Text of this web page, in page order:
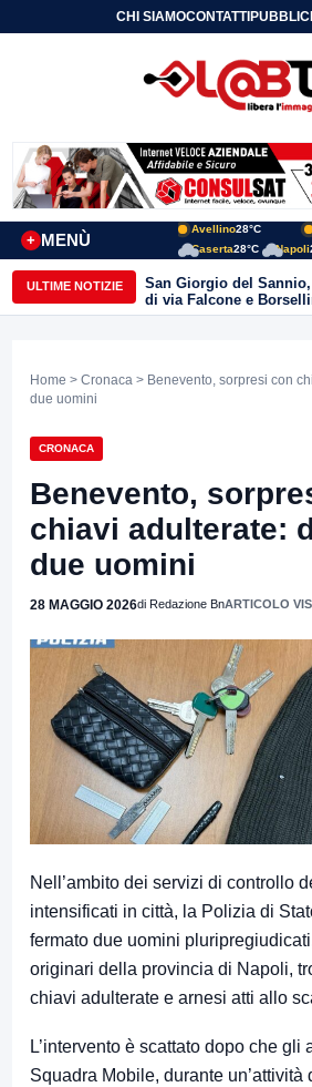
CHI SIAMOCONTATTI
MENÙ
+
Avellino28°C
Caserta28°C Napoli
ULTIME NOTIZIE
San Giorgio del
di via Falcone e
Lombardi replicano
Home > Cronaca > Benevento, sorpresi con
due uomini
CRONACA
Benevento,
chiavi adulterate:
due uomini
28 MAGGIO 2026di Redazione BnARTICOLO
Nell’ambito dei servizi di controllo
intensificati in città, la Polizia di
fermato due uomini
originari della provincia di Napoli,
chiavi adulterate e arnesi atti allo
L’intervento è scattato dopo che gli
Squadra Mobile, durante un’attività